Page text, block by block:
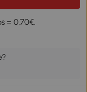
= 0,70€.